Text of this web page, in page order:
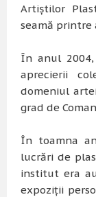
Artiştilor
seamă printre
În anul
aprecierii
domeniul
grad de
În toamna
lucrări de
institut era
expoziţii